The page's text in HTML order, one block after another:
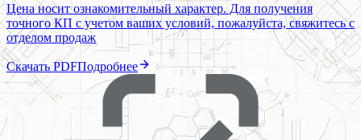
Цена носит ознакомительный характер. Для получения
точного КП с учетом ваших условий, пожалуйста, свяжитесь с
отделом продаж
Скачать PDFПодробнее